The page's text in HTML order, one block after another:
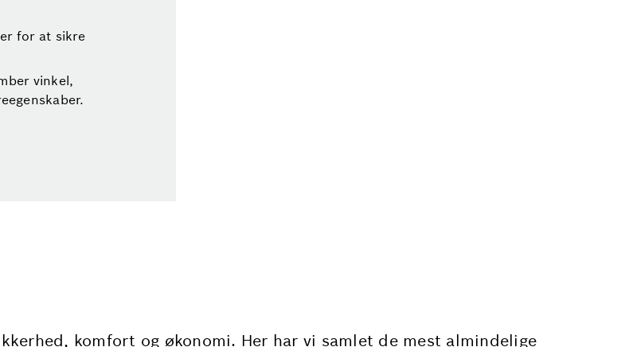
for at sikre
vinkel,
komfort og økonomi. Her har vi samlet de mest almindelige